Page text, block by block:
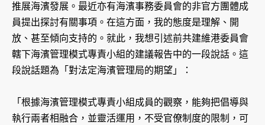
推展海濱發展。最近亦有海濱事務委員會的非官方團體成
員提出探討有關事項。在這方面，我的態度是理解、開
放、甚至傾向支持的。就此，我想引述前共建維港委員會
轄下海濱管理模式專責小組的建議報告中的一段說話。這
段說話題為「對法定海濱管理局的期望」：
「根據海濱管理模式專責小組成員的觀察，能夠把倡導與
執行兩者相融合，並靈活運用，不受官僚制度的限制，可